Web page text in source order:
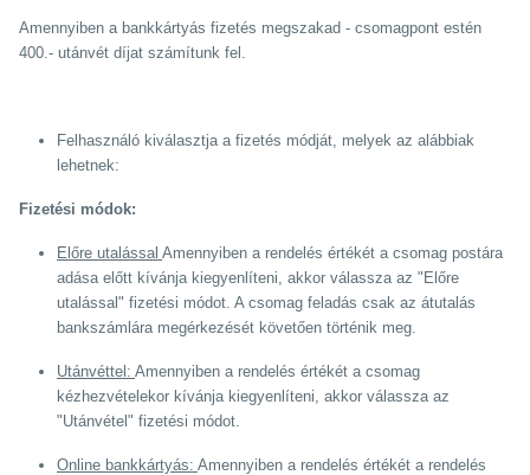
Amennyiben a bankkártyás fizetés megszakad - csomagpont estén
400.- utánvét díjat számítunk fel.
Felhasználó kiválasztja a fizetés módját, melyek az alábbiak
lehetnek:
Fizetési módok:
Előre utalással Amennyiben a rendelés értékét a csomag postára
adása előtt kívánja kiegyenlíteni, akkor válassza az "Előre
utalással" fizetési módot. A csomag feladás csak az átutalás
bankszámlára megérkezését követően történik meg.
Utánvéttel: Amennyiben a rendelés értékét a csomag
kézhezvételekor kívánja kiegyenlíteni, akkor válassza az
"Utánvétel" fizetési módot.
Online bankkártyás: Amennyiben a rendelés értékét a rendelés